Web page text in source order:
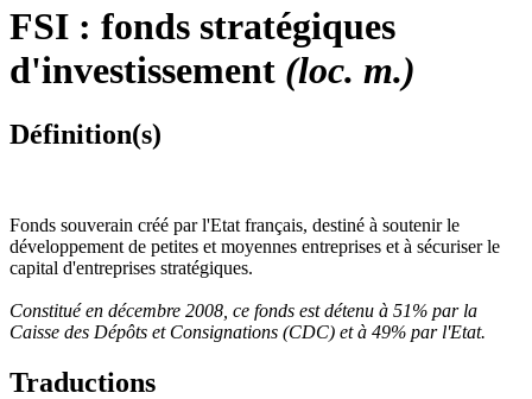
FSI : fonds stratégiques
d'investissement (loc. m.)
Définition(s)
Fonds souverain créé par l'Etat français, destiné à soutenir le
développement de petites et moyennes entreprises et à sécuriser le
capital d'entreprises stratégiques.
Constitué en décembre 2008, ce fonds est détenu à 51% par la
Caisse des Dépôts et Consignations (CDC) et à 49% par l'Etat.
Traductions